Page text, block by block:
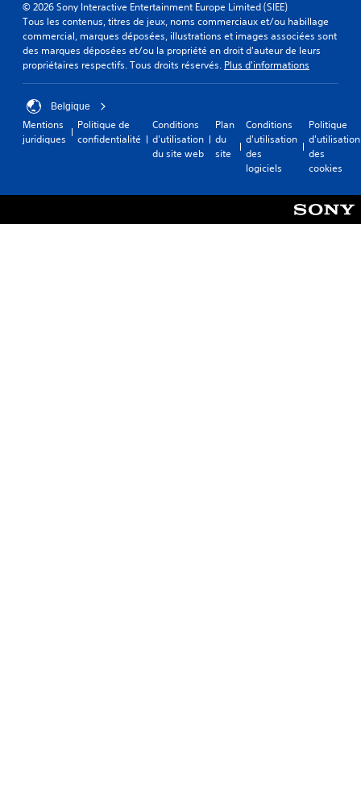
© 2026 Sony Interactive Entertainment Europe Limited (SIEE)
Tous les contenus, titres de jeux, noms commerciaux et/ou habillage
commercial, marques déposées, illustrations et images associées sont
des marques déposées et/ou la propriété en droit d'auteur de leurs
propriétaires respectifs. Tous droits réservés. Plus d'informations
Belgique
Mentions
juridiques
Politique de
confidentialité
Conditions
d'utilisation
du site web
Plan
du
site
Conditions
d'utilisation
des
logiciels
Politique
d'utilisation
des
cookies